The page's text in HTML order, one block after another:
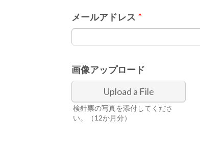
メールアドレス *
画像アップロード
Upload a File
検針票の写真を添付してくださ
い。（12か月分）